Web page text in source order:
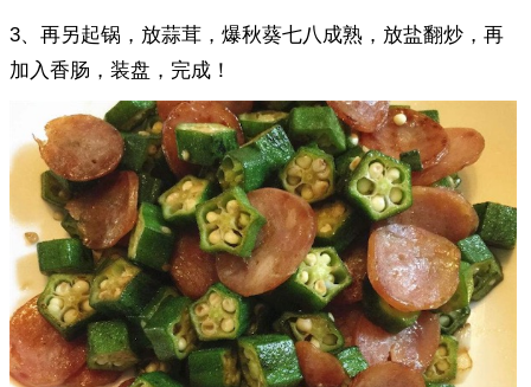
3、再另起锅，放蒜茸，爆秋葵七八成熟，放盐翻炒，再
加入香肠，装盘，完成！